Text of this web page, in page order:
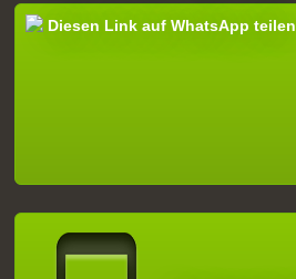
Diesen Link auf WhatsApp teilen